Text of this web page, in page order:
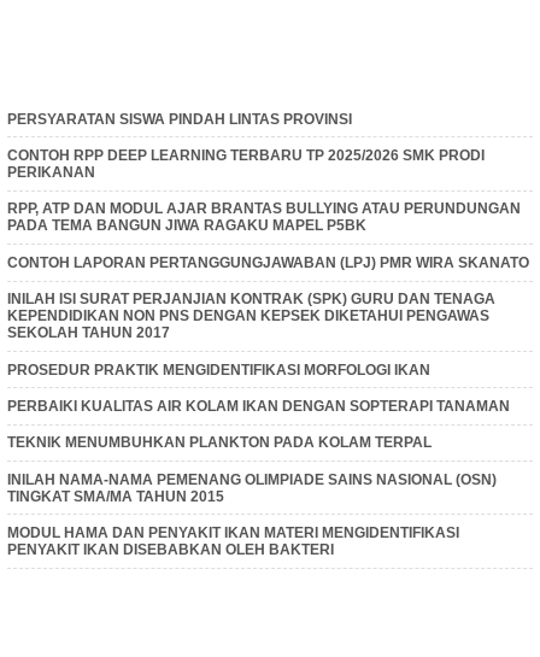
PERSYARATAN SISWA PINDAH LINTAS PROVINSI
CONTOH RPP DEEP LEARNING TERBARU TP 2025/2026 SMK PRODI
PERIKANAN
RPP, ATP DAN MODUL AJAR BRANTAS BULLYING ATAU PERUNDUNGAN
PADA TEMA BANGUN JIWA RAGAKU MAPEL P5BK
CONTOH LAPORAN PERTANGGUNGJAWABAN (LPJ) PMR WIRA SKANATO
INILAH ISI SURAT PERJANJIAN KONTRAK (SPK) GURU DAN TENAGA
KEPENDIDIKAN NON PNS DENGAN KEPSEK DIKETAHUI PENGAWAS
SEKOLAH TAHUN 2017
PROSEDUR PRAKTIK MENGIDENTIFIKASI MORFOLOGI IKAN
PERBAIKI KUALITAS AIR KOLAM IKAN DENGAN SOPTERAPI TANAMAN
TEKNIK MENUMBUHKAN PLANKTON PADA KOLAM TERPAL
INILAH NAMA-NAMA PEMENANG OLIMPIADE SAINS NASIONAL (OSN)
TINGKAT SMA/MA TAHUN 2015
MODUL HAMA DAN PENYAKIT IKAN MATERI MENGIDENTIFIKASI
PENYAKIT IKAN DISEBABKAN OLEH BAKTERI